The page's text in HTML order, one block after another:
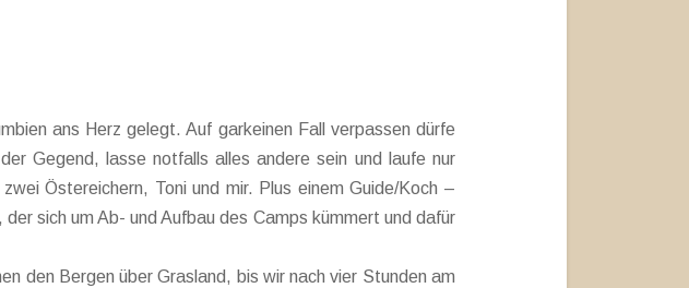
ans Herz gelegt. Auf garkeinen Fall verpassen dürfe
Gegend, lasse notfalls alles andere sein und laufe nur
Östereichern, Toni und mir. Plus einem Guide/Koch –
sich um Ab- und Aufbau des Camps kümmert und dafür
den Bergen über Grasland, bis wir nach vier Stunden am